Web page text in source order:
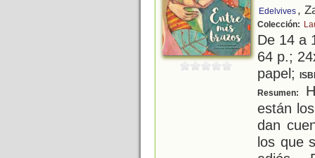
Edelvives ,
Colección:
De 14 a
64 p.;
papel;
Resumen:
están
dan
los que